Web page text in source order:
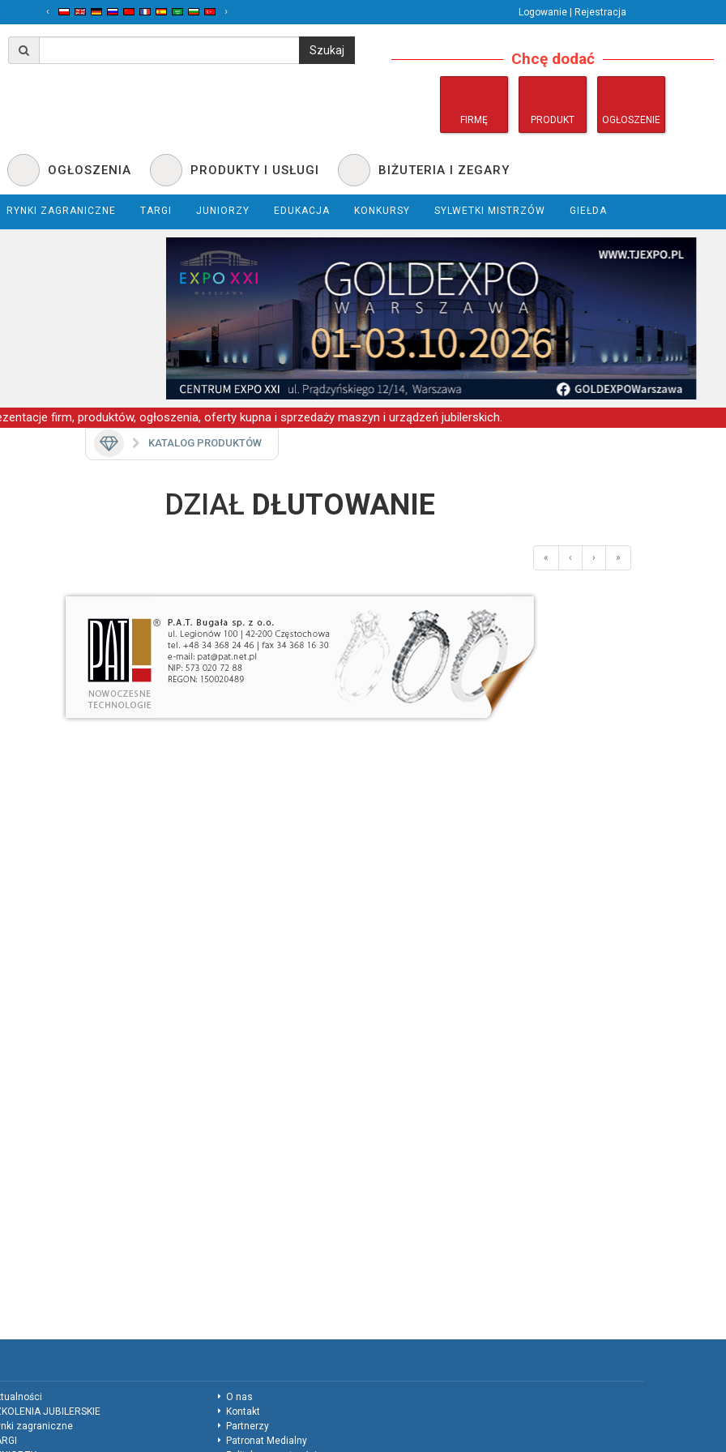
‹ › Logowanie | Rejestracja
Chcę dodać
FIRMĘ PRODUKT OGŁOSZENIE
OGŁOSZENIA PRODUKTY I USŁUGI BIŻUTERIA I ZEGARY
RYNKI ZAGRANICZNE TARGI JUNIORZY EDUKACJA KONKURSY SYLWETKI MISTRZÓW GIEŁDA
firm, produktów, ogłoszenia, oferty kupna i sprzedaży maszyn i urządzeń jubilerskich.
KATALOG PRODUKTÓW
DZIAŁ DŁUTOWANIE
« ‹ › »
JUBILERSKIE
zagraniczne
O nas
Kontakt
Partnerzy
Patronat Medialny